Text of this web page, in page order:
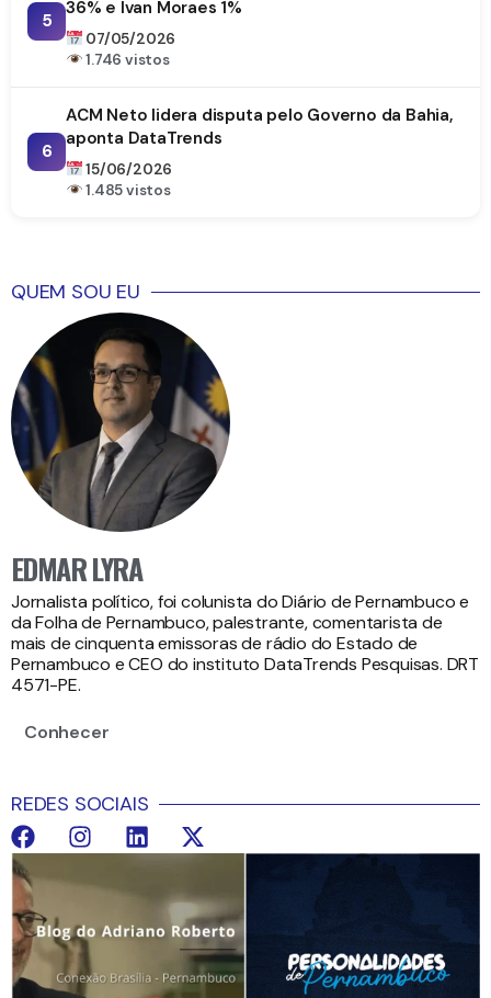
5
36% e Ivan Moraes 1%
07/05/2026
1.746 vistos
6
ACM Neto lidera disputa pelo Governo da Bahia,
aponta DataTrends
15/06/2026
1.485 vistos
QUEM SOU EU
EDMAR LYRA
Jornalista político, foi colunista do Diário de Pernambuco e
da Folha de Pernambuco, palestrante, comentarista de
mais de cinquenta emissoras de rádio do Estado de
Pernambuco e CEO do instituto DataTrends Pesquisas. DRT
4571-PE.
Conhecer
REDES SOCIAIS